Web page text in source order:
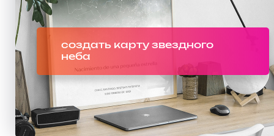
создать карту звездного
неба